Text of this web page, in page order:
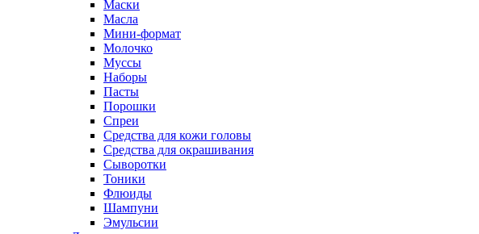
Маски
Масла
Мини-формат
Молочко
Муссы
Наборы
Пасты
Порошки
Спреи
Средства для кожи головы
Средства для окрашивания
Сыворотки
Тоники
Флюиды
Шампуни
Эмульсии